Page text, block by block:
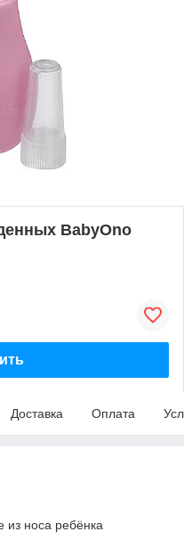
BabyOno
Доставка Оплата
из носа ребёнка